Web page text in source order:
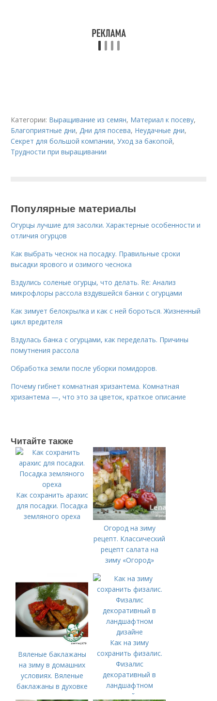
Категории: Выращивание из семян, Материал к посеву,
Благоприятные дни,Дни для посева, Неудачные дни,
Секрет для большой компании,Уход за бакопой,
Трудности при выращивании
Популярные материалы
Огурцы лучшие для засолки. Характерные особенности и
отличия огурцов
Как выбрать чеснок на посадку. Правильные сроки
высадки ярового и озимого чеснока
Вздулись соленые огурцы, что делать. Re: Анализ
микрофлоры рассола вздувшейся банки с огурцами
Как зимует белокрылка и как с ней бороться. Жизненный
цикл вредителя
Вздулась банка с огурцами, как переделать. Причины
помутнения рассола
Обработка земли после уборки помидоров.
Почему гибнет комнатная хризантема. Комнатная
хризантема —, что это за цветок, краткое описание
Читайте также
Как сохранить арахис
для посадки. Посадка
земляного ореха
Огород на зиму
рецепт. Классический
рецепт салата на
зиму «Огород»
Вяленые баклажаны
на зиму в домашних
условиях. Вяленые
баклажаны в духовке
Как на зиму
сохранить физалис.
Физалис
декоративный в
ландшафтном
дизайне